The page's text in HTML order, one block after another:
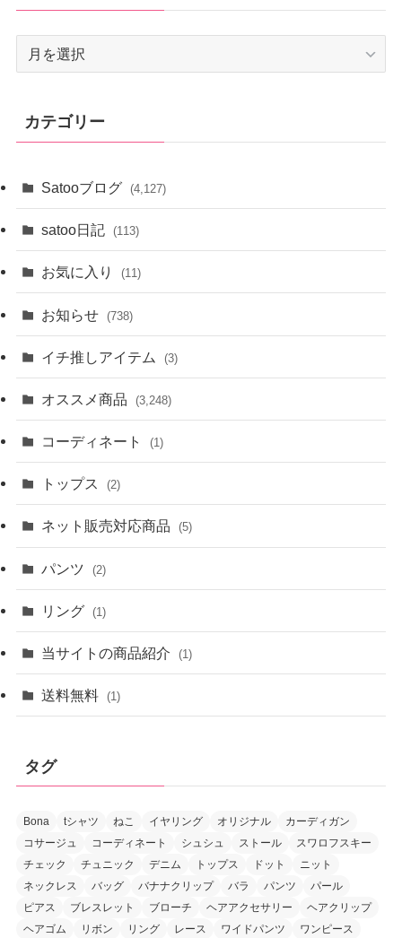
ブ
カテゴリー
Satooブログ (4,127)
satoo日記 (113)
お気に入り (11)
お知らせ (738)
イチ推しアイテム (3)
オススメ商品 (3,248)
コーディネート (1)
トップス (2)
ネット販売対応商品 (5)
パンツ (2)
リング (1)
当サイトの商品紹介 (1)
送料無料 (1)
タグ
Bona tシャツ ねこ イヤリング オリジナル
カーディガン
コサージュ
コーディネート シュシュ ストール
スワロフスキー
チェック
チュニック デニム トップス ドット
ニット
ネックレス
バッグ バナナクリップ バラ パンツ
パール
ピアス
ブレスレット ブローチ ヘアアクセサリー
ヘアクリップ
ヘアゴム
リボン リング レース ワイドパンツ ワンピース